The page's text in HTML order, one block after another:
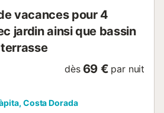
vacances pour 4
jardin ainsi que bassin
dès 69 € par nuit
Costa Dorada